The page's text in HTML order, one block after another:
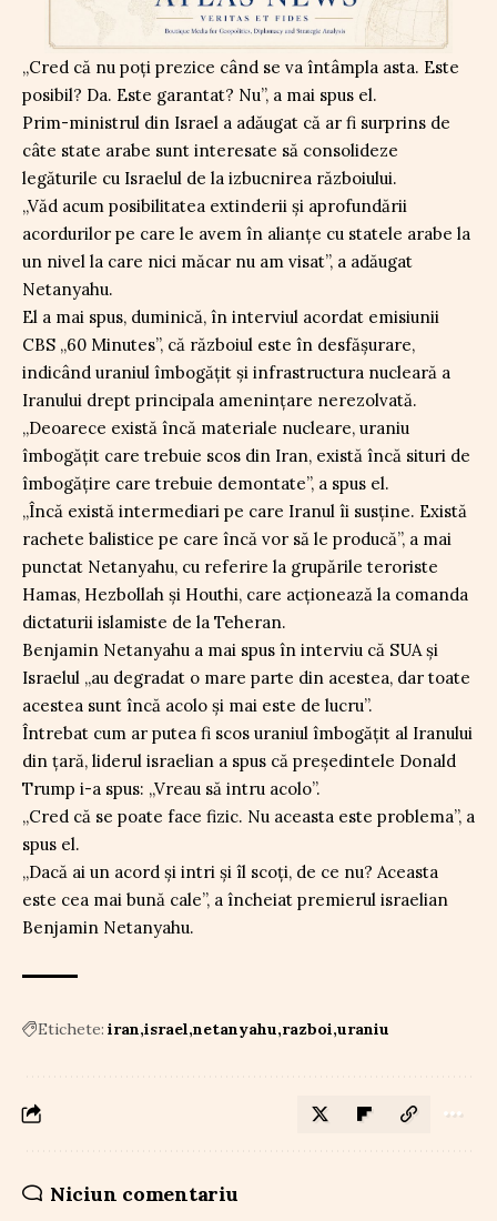
„Cred că nu poți prezice când se va întâmpla asta. Este
posibil? Da. Este garantat? Nu”, a mai spus el.
Prim-ministrul din Israel a adăugat că ar fi surprins de
câte state arabe sunt interesate să consolideze
legăturile cu Israelul de la izbucnirea războiului.
„Văd acum posibilitatea extinderii și aprofundării
acordurilor pe care le avem în alianțe cu statele arabe la
un nivel la care nici măcar nu am visat”, a adăugat
Netanyahu.
El a mai spus, duminică, în interviul acordat emisiunii
CBS „60 Minutes”, că războiul este în desfășurare,
indicând uraniul îmbogățit și infrastructura nucleară a
Iranului drept principala amenințare nerezolvată.
„Deoarece există încă materiale nucleare, uraniu
îmbogățit care trebuie scos din Iran, există încă situri de
îmbogățire care trebuie demontate”, a spus el.
„Încă există intermediari pe care Iranul îi susține. Există
rachete balistice pe care încă vor să le producă”, a mai
punctat Netanyahu, cu referire la grupările teroriste
Hamas, Hezbollah și Houthi, care acționează la comanda
dictaturii islamiste de la Teheran.
Benjamin Netanyahu a mai spus în interviu că SUA și
Israelul „au degradat o mare parte din acestea, dar toate
acestea sunt încă acolo și mai este de lucru”.
Întrebat cum ar putea fi scos uraniul îmbogățit al Iranului
din țară, liderul israelian a spus că președintele Donald
Trump i-a spus: „Vreau să intru acolo”.
„Cred că se poate face fizic. Nu aceasta este problema”, a
spus el.
„Dacă ai un acord și intri și îl scoți, de ce nu? Aceasta
este cea mai bună cale”, a încheiat premierul israelian
Benjamin Netanyahu.
Etichete: iran israel netanyahu razboi uraniu
Niciun comentariu